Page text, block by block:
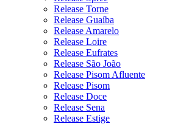
Release Torne
Release Guaíba
Release Amarelo
Release Loire
Release Eufrates
Release São João
Release Pisom Afluente
Release Pisom
Release Doce
Release Sena
Release Estige